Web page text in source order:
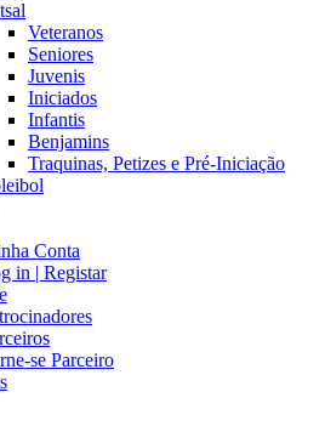
Veteranos
Seniores
Juvenis
Iniciados
Infantis
Benjamins
Traquinas, Petizes e Pré-Iniciação
Conta
in | Registar
se Parceiro